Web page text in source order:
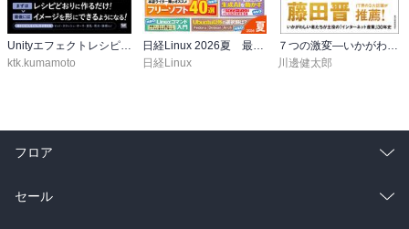
ktk.kumamoto
日経Linux
川邊健太郎
フロア
総合
セール